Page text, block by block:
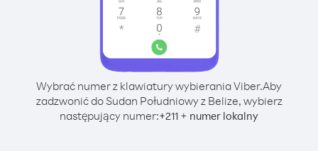
Wybrać numer z klawiatury wybierania Viber.Aby
zadzwonić do Sudan Południowy z Belize, wybierz
następujący numer:+211 + numer lokalny